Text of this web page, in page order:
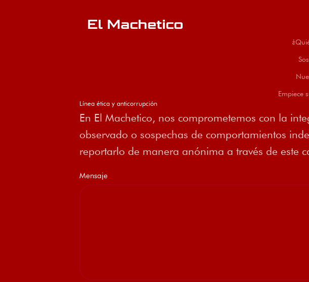
El Machetico
Empiece
Línea ética y anticorrupción
En El Machetico, nos comprometemos con la
observado o sospechas de comportamientos
reportarlo de manera anónima a través de este
Mensaje